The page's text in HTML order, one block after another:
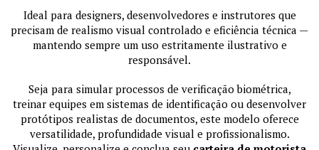
Ideal para designers, desenvolvedores e instrutores que
precisam de realismo visual controlado e eficiência técnica —
mantendo sempre um uso estritamente ilustrativo e
responsável.
Seja para simular processos de verificação biométrica,
treinar equipes em sistemas de identificação ou desenvolver
protótipos realistas de documentos, este modelo oferece
versatilidade, profundidade visual e profissionalismo.